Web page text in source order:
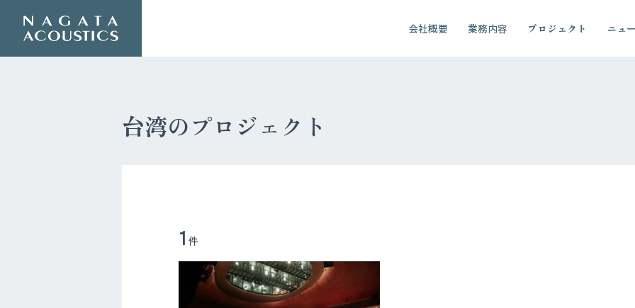
会社概要 業務内容 プロジェクト ニュ
台湾のプロジェクト
1 件